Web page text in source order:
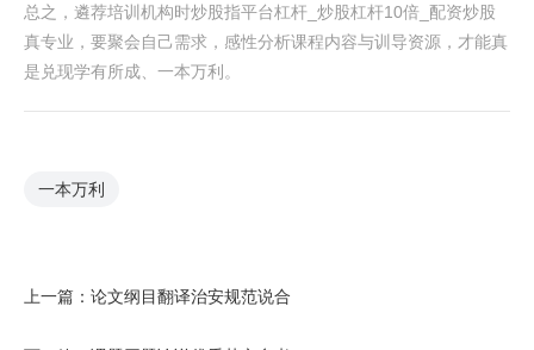
总之，遴荐培训机构时炒股指平台杠杆_炒股杠杆10倍_配资炒股
真专业，要聚会自己需求，感性分析课程内容与训导资源，才能真
是兑现学有所成、一本万利。
一本万利
上一篇： 论文纲目翻译治安规范说合